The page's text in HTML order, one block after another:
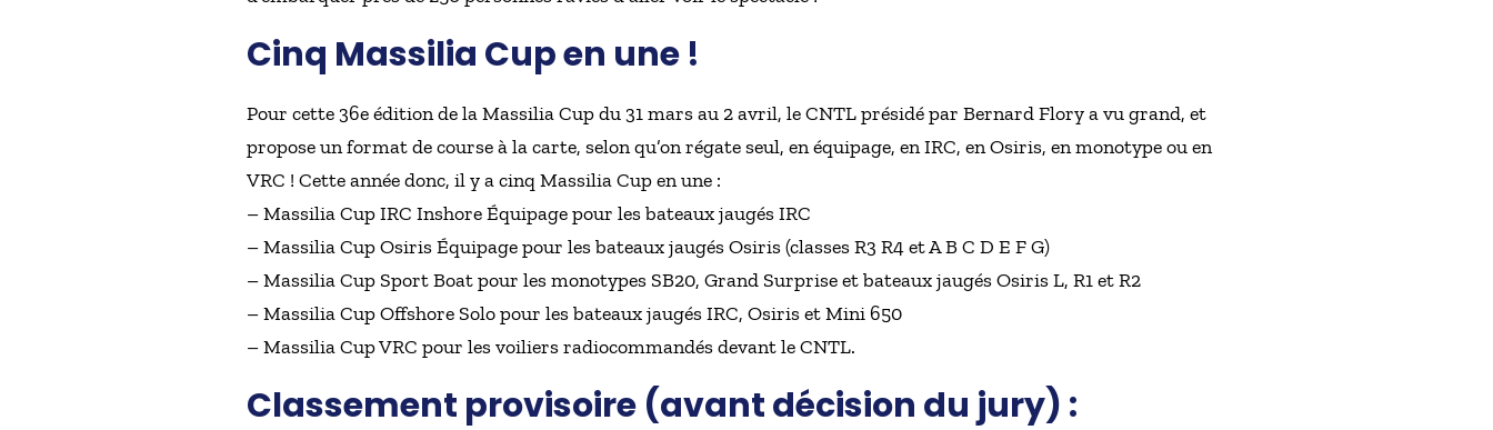
Cinq Massilia Cup en une !
Pour cette 36e édition de la Massilia Cup du 31 mars au 2 avril, le CNTL présidé par Bernard Flory a vu grand, et
propose un format de course à la carte, selon qu’on régate seul, en équipage, en IRC, en Osiris, en monotype ou en
VRC ! Cette année donc, il y a cinq Massilia Cup en une :
– Massilia Cup IRC Inshore Équipage pour les bateaux jaugés IRC
– Massilia Cup Osiris Équipage pour les bateaux jaugés Osiris (classes R3 R4 et A B C D E F G)
– Massilia Cup Sport Boat pour les monotypes SB20, Grand Surprise et bateaux jaugés Osiris L, R1 et R2
– Massilia Cup Offshore Solo pour les bateaux jaugés IRC, Osiris et Mini 650
– Massilia Cup VRC pour les voiliers radiocommandés devant le CNTL.
Classement provisoire (avant décision du jury) :